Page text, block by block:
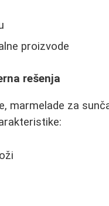
proizvode
rešenja
marmelade za